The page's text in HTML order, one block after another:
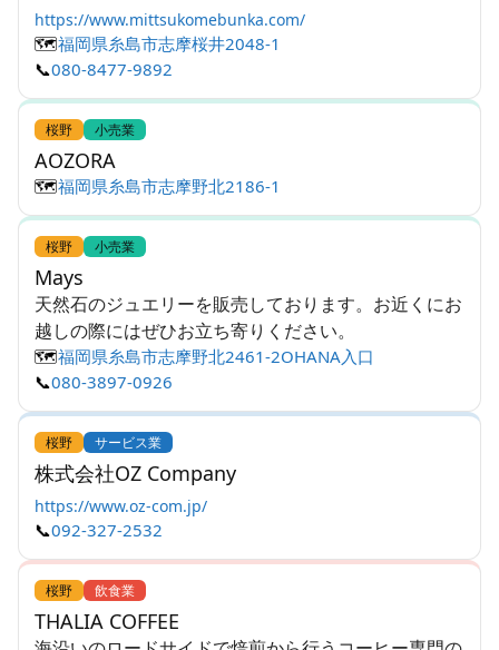
https://www.mittsukomebunka.com/
🗺️福岡県糸島市志摩桜井2048-1
📞080-8477-9892
桜野 小売業
AOZORA
🗺️福岡県糸島市志摩野北2186-1
桜野 小売業
Mays
天然石のジュエリーを販売しております。お近くにお
越しの際にはぜひお立ち寄りください。
🗺️福岡県糸島市志摩野北2461-2OHANA入口
📞080-3897-0926
桜野 サービス業
株式会社OZ Company
https://www.oz-com.jp/
📞092-327-2532
桜野 飲食業
THALIA COFFEE